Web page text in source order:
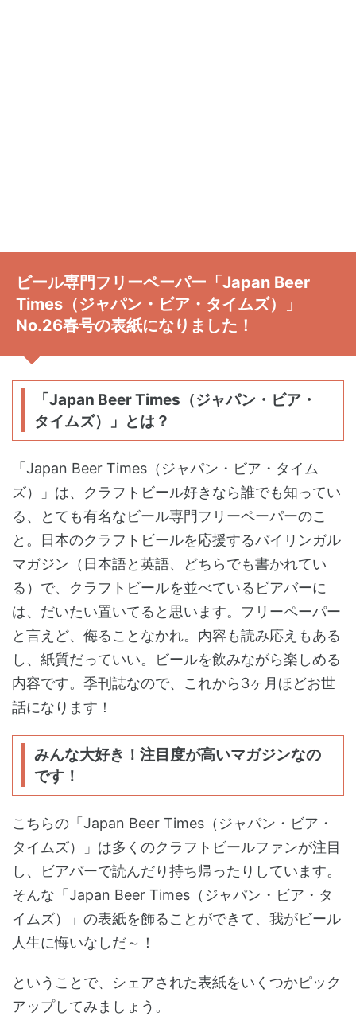
ビール専門フリーペーパー「Japan Beer
Times（ジャパン・ビア・タイムズ）」
No.26春号の表紙になりました！
「Japan Beer Times（ジャパン・ビア・
タイムズ）」とは？
「Japan Beer Times（ジャパン・ビア・タイム
ズ）」は、クラフトビール好きなら誰でも知ってい
る、とても有名なビール専門フリーペーパーのこ
と。日本のクラフトビールを応援するバイリンガル
マガジン（日本語と英語、どちらでも書かれてい
る）で、クラフトビールを並べているビアバーに
は、だいたい置いてると思います。フリーペーパー
と言えど、侮ることなかれ。内容も読み応えもある
し、紙質だっていい。ビールを飲みながら楽しめる
内容です。季刊誌なので、これから3ヶ月ほどお世
話になります！
みんな大好き！注目度が高いマガジンなの
です！
こちらの「Japan Beer Times（ジャパン・ビア・
タイムズ）」は多くのクラフトビールファンが注目
し、ビアバーで読んだり持ち帰ったりしています。
そんな「Japan Beer Times（ジャパン・ビア・タ
イムズ）」の表紙を飾ることができて、我がビール
人生に悔いなしだ～！
ということで、シェアされた表紙をいくつかピック
アップしてみましょう。